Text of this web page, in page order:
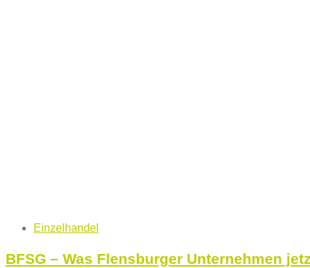
Tags Einzelhandel
BFSG – Was Flensburger Unternehmen